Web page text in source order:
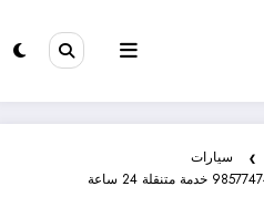
سيارات